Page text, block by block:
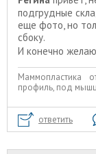
подгрудные
еще фото, но
сбоку.
И конечно
Маммопластика
профиль, под
ответить